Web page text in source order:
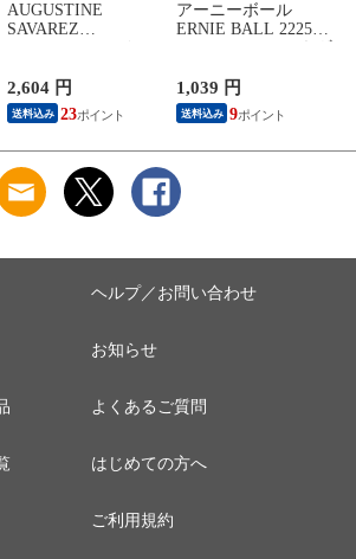
AUGUSTINE
SAVAREZ
2,604 円
送料込み 23
アーニーボール
ERNIE BALL 2225
1,039 円
送料込み 9
ヘルプ／お問い合わせ
お知らせ
よくあるご質問
はじめての方へ
ご利用規約